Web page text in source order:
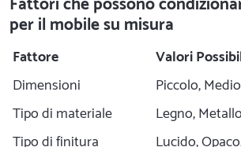
per il mobile su misura
Fattore
Valori
Dimensioni
Piccolo,
Tipo di materiale
Legno,
Tipo di finitura
Lucido,